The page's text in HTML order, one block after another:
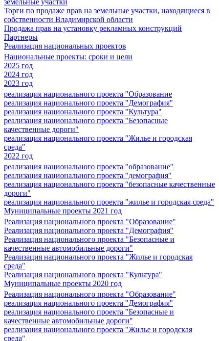
земельные участки
Торги по продаже прав на земельные участки, находящиеся в
собственности Владимирской области
Продажа прав на установку рекламных конструкций
Партнеры
Реализация национальных проектов
Национальные проекты: сроки и цели
2025 год
2024 год
2023 год
реализация национального проекта "Образование
реализация национального проекта "Демография"
реализация национального проекта "Культура"
реализация национального проекта "Безопасные
качественные дороги"
реализация национального проекта "Жилье и городская
среда"
2022 год
реализация национального проекта "образование"
реализация национального проекта "демография"
реализация национального проекта "безопасные качественные
дороги"
реализация национального проекта "жилье и городская среда"
Муниципальные проекты 2021 год
Реализация национального проекта "Образование"
Реализация национального проекта "Демография"
Реализация национального проекта "Безопасные и
качественные автомобильные дороги"
Реализация национального проекта "Жилье и городская
среда"
Реализация национального проекта "Культура"
Муниципальные проекты 2020 год
Реализация национального проекта "Образование"
реализация национального проекта "Демография"
реализация национального проекта "Безопасные и
качественные автомобильные дороги"
реализация национального проекта "Жилье и городская
среда"